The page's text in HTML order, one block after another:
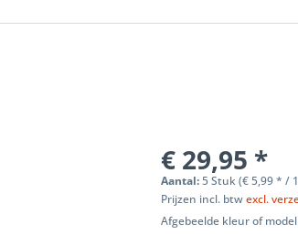
€ 29,95 *
Aantal:5 Stuk (€ 5,99 * /
Prijzen incl. btwexcl.
Afgebeelde kleur of